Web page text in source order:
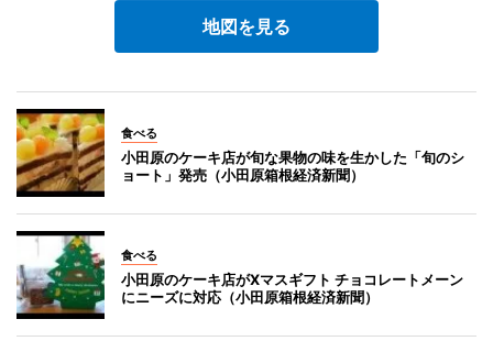
地図を見る
食べる
小田原のケーキ店が旬な果物の味を生かした「旬のシ
ョート」発売（小田原箱根経済新聞）
食べる
小田原のケーキ店がXマスギフト チョコレートメーン
にニーズに対応（小田原箱根経済新聞）